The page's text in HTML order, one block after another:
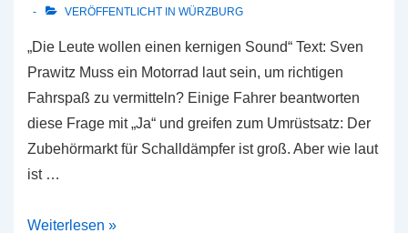
VERÖFFENTLICHT IN WÜRZBURG
„Die Leute wollen einen kernigen Sound“ Text: Sven
Prawitz Muss ein Motorrad laut sein, um richtigen
Fahrspaß zu vermitteln? Einige Fahrer beantworten
diese Frage mit „Ja“ und greifen zum Umrüstsatz: Der
Zubehörmarkt für Schalldämpfer ist groß. Aber wie laut
ist …
Feature
Weiterlesen »